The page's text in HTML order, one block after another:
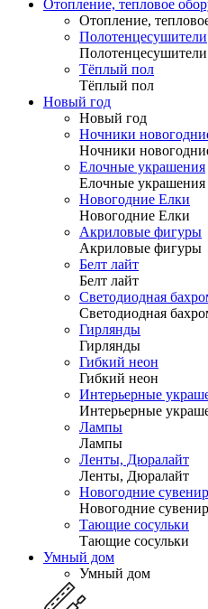
Отопление, тепловое
Отопление,
Полотенцесушители
Полотенцесушители
Тёплый пол
Тёплый пол
Новый год
Новый год
Ночники
Ночники
Елочные украшения
Елочные украшения
Новогодние Елки
Новогодние Елки
Акриловые фигуры
Акриловые фигуры
Белт лайт
Белт лайт
Светодиодная
Светодиодная
Гирлянды
Гирлянды
Гибкий неон
Гибкий неон
Интерьерные
Интерьерные
Лампы
Лампы
Ленты, Дюралайт
Ленты, Дюралайт
Новогодние
Новогодние
Тающие сосульки
Тающие сосульки
Умный дом
Умный дом